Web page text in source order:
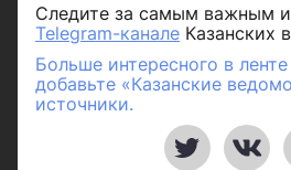
Следите за самым важным
Telegram-канале Казанских
Больше интересного в
добавьте «Казанские
источники.